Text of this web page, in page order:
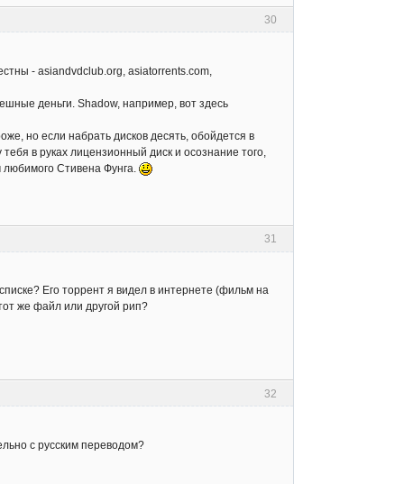
30
- asiandvdclub.org, asiatorrents.com,
деньги. Shadow, например, вот здесь
но если набрать дисков десять, обойдется в
в руках лицензионный диск и осознание того,
любимого Стивена Фунга.
31
Его торрент я видел в интeрнете (фильм на
же файл или другой рип?
32
с русским переводом?